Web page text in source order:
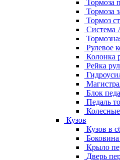
Тормоза
Тормоза
Тормоз
Система
Рулевое
Колонка
Рейка
Блок
Педаль
Кузов
Кузов в
Боковина
Крыло
Дверь